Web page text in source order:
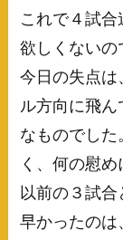
これで４試
欲しくないの
今日の失点は
ル方向に飛
なものでし
く、何の慰め
以前の３試
早かったの